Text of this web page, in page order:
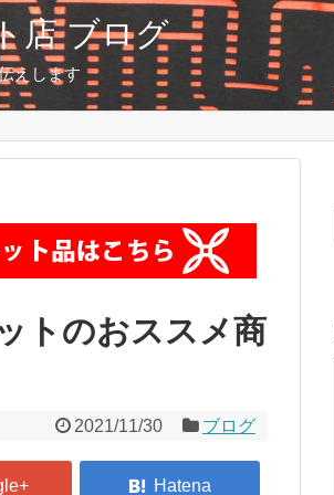
店 ブログ
えします
トのおススメ商
2021/11/30 ブログ